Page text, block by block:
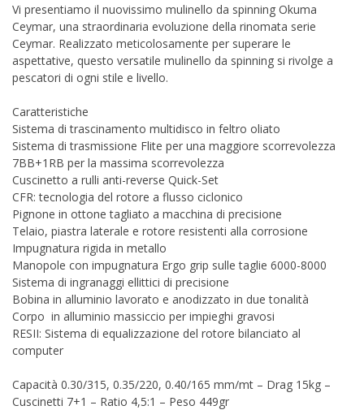
Vi presentiamo il nuovissimo mulinello da spinning Okuma
Ceymar, una straordinaria evoluzione della rinomata serie
Ceymar. Realizzato meticolosamente per superare le
aspettative, questo versatile mulinello da spinning si rivolge a
pescatori di ogni stile e livello.
Caratteristiche
Sistema di trascinamento multidisco in feltro oliato
Sistema di trasmissione Flite per una maggiore scorrevolezza
7BB+1RB per la massima scorrevolezza
Cuscinetto a rulli anti-reverse Quick-Set
CFR: tecnologia del rotore a flusso ciclonico
Pignone in ottone tagliato a macchina di precisione
Telaio, piastra laterale e rotore resistenti alla corrosione
Impugnatura rigida in metallo
Manopole con impugnatura Ergo grip sulle taglie 6000-8000
Sistema di ingranaggi ellittici di precisione
Bobina in alluminio lavorato e anodizzato in due tonalità
Corpo in alluminio massiccio per impieghi gravosi
RESII: Sistema di equalizzazione del rotore bilanciato al
computer
Capacità 0.30/315, 0.35/220, 0.40/165 mm/mt – Drag 15kg –
Cuscinetti 7+1 – Ratio 4,5:1 – Peso 449gr